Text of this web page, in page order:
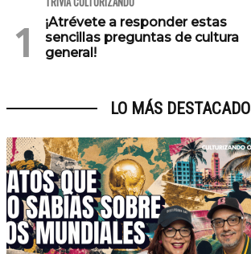
¡Atrévete a responder estas
sencillas preguntas de cultura
general!
LO MÁS DESTACADO